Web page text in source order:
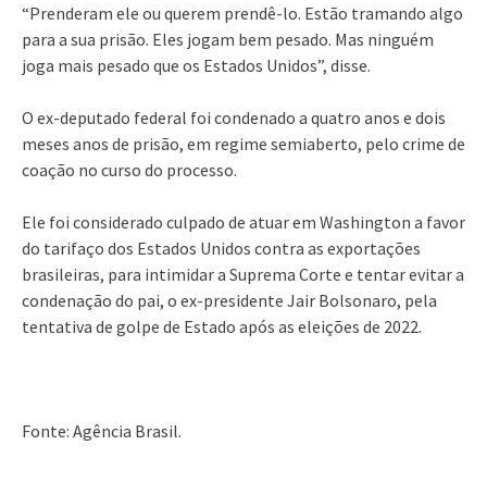
“Prenderam ele ou querem prendê-lo. Estão tramando algo
para a sua prisão. Eles jogam bem pesado. Mas ninguém
joga mais pesado que os Estados Unidos”, disse.
O ex-deputado federal foi condenado a quatro anos e dois
meses anos de prisão, em regime semiaberto, pelo crime de
coação no curso do processo.
Ele foi considerado culpado de atuar em Washington a favor
do tarifaço dos Estados Unidos contra as exportações
brasileiras, para intimidar a Suprema Corte e tentar evitar a
condenação do pai, o ex-presidente Jair Bolsonaro, pela
tentativa de golpe de Estado após as eleições de 2022.
Fonte: Agência Brasil.